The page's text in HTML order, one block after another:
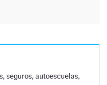
seguros, autoescuelas,